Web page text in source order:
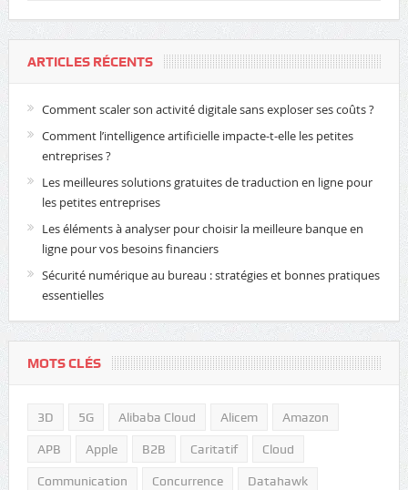
ARTICLES RÉCENTS
Comment scaler son activité digitale sans exploser ses coûts ?
Comment l’intelligence artificielle impacte-t-elle les petites
entreprises ?
Les meilleures solutions gratuites de traduction en ligne pour
les petites entreprises
Les éléments à analyser pour choisir la meilleure banque en
ligne pour vos besoins financiers
Sécurité numérique au bureau : stratégies et bonnes pratiques
essentielles
MOTS CLÉS
3D 5G Alibaba Cloud Alicem Amazon
APB Apple B2B Caritatif Cloud
Communication Concurrence Datahawk